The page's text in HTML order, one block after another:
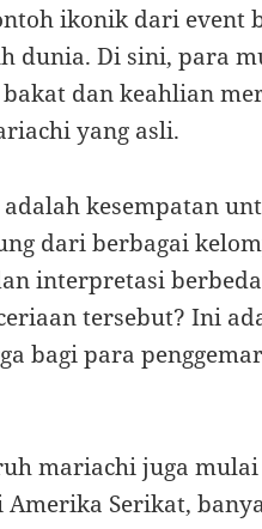
ikonik dari event
dunia. Di sini, para
dan keahlian
yang asli.
kesempatan
dari berbagai
interpretasi
tersebut? Ini
bagi para
mariachi juga
Serikat,